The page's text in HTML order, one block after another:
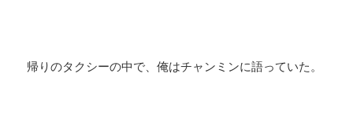
帰りのタクシーの中で、俺はチャンミンに語っていた。